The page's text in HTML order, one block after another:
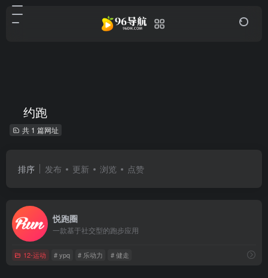
约跑
共 1 篇网址
排序 发布 更新 浏览 点赞
悦跑圈
一款基于社交型的跑步应用
12-运动 # ypq # 乐动力 # 健走